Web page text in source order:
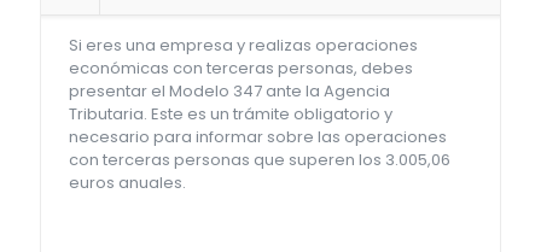
Si eres una empresa y realizas operaciones
económicas con terceras personas, debes
presentar el Modelo 347 ante la Agencia
Tributaria. Este es un trámite obligatorio y
necesario para informar sobre las operaciones
con terceras personas que superen los 3.005,06
euros anuales.